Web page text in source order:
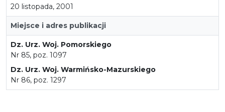
20 listopada, 2001
Miejsce i adres publikacji
Dz. Urz. Woj. Pomorskiego
Nr 85, poz. 1097
Dz. Urz. Woj. Warmińsko-Mazurskiego
Nr 86, poz. 1297